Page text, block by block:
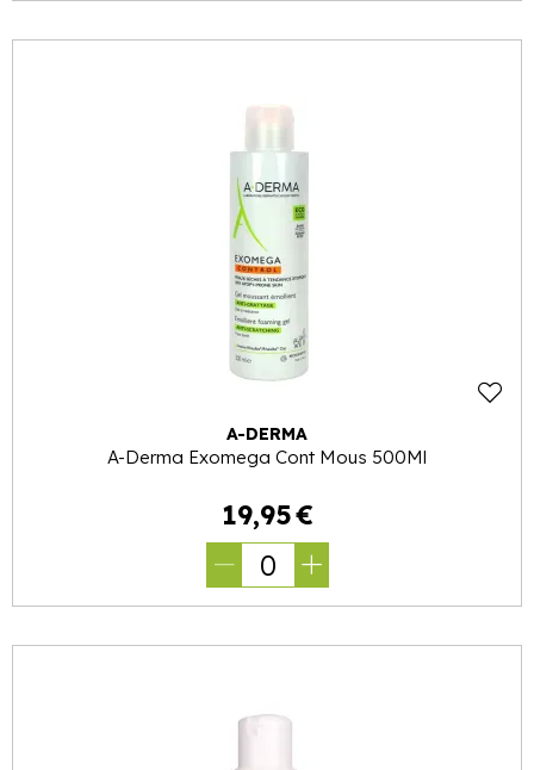
A-DERMA
A-Derma Exomega Cont Mous 500Ml
19,95€
0